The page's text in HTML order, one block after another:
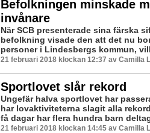
Befolkningen minskade
invånare
När SCB presenterade sina färska
befolkning visade den att det nu
personer i Lindesbergs kommun,
21 februari 2018 klockan 12:37 av Camilla
Sportlovet slår rekord
Ungefär halva sportlovet har
har lovaktiviteterna slagit alla
få dagar har flera hundra barn
21 februari 2018 klockan 14:45 av Camilla